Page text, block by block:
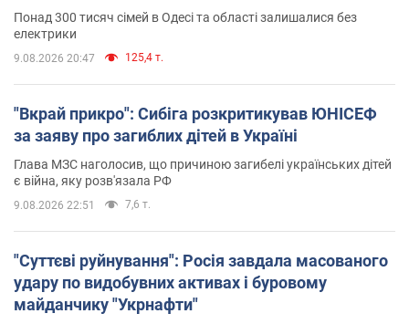
Понад 300 тисяч сімей в Одесі та області залишалися без
електрики
9.08.2026 20:47 125,4 т.
"Вкрай прикро": Сибіга розкритикував ЮНІСЕФ
за заяву про загиблих дітей в Україні
Глава МЗС наголосив, що причиною загибелі українських дітей
є війна, яку розв'язала РФ
9.08.2026 22:51 7,6 т.
"Суттєві руйнування": Росія завдала масованого
удару по видобувних активах і буровому
майданчику "Укрнафти"